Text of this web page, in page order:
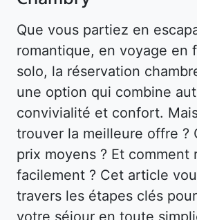
Que vous partiez en
romantique, en voyage en
solo, la réservation
une option qui combine
convivialité et confort.
trouver la meilleure offre ?
prix moyens ? Et comment
facilement ? Cet article
travers les étapes clés
votre séjour en toute